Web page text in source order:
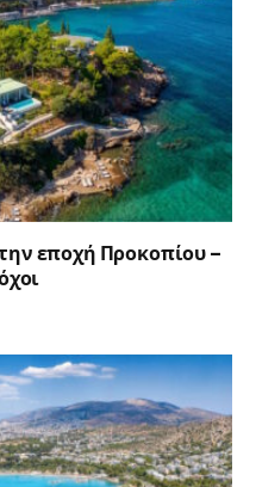
εποχή Προκοπίου –